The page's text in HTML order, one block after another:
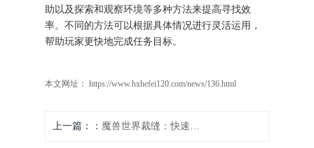
助以及探索和观察环境等多种方法来提高寻找效
率。不同的方法可以根据具体情况进行灵活运用，
帮助玩家更快地完成任务目标。
本文网址： https://www.hxhefei120.com/news/136.html
上一篇： 魔兽世界裁缝：快速打造强力武器的秘诀